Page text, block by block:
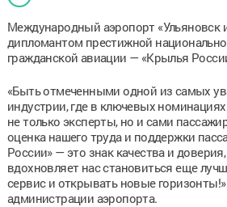
Международный аэропорт «Ульяновск
дипломантом престижной
гражданской авиации — «Крылья
«Быть отмеченными одной из самых
индустрии, где в ключевых
не только эксперты, но и сами
оценка нашего труда и поддержки
России» — это знак качества и
вдохновляет нас становиться еще
сервис и открывать новые
администрации аэропорта.